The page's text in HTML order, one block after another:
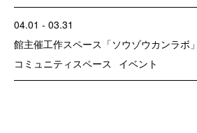
04.01 - 03.31
館主催工作スペース「ソウゾウカンラボ」
コミュニティスペース
イベント